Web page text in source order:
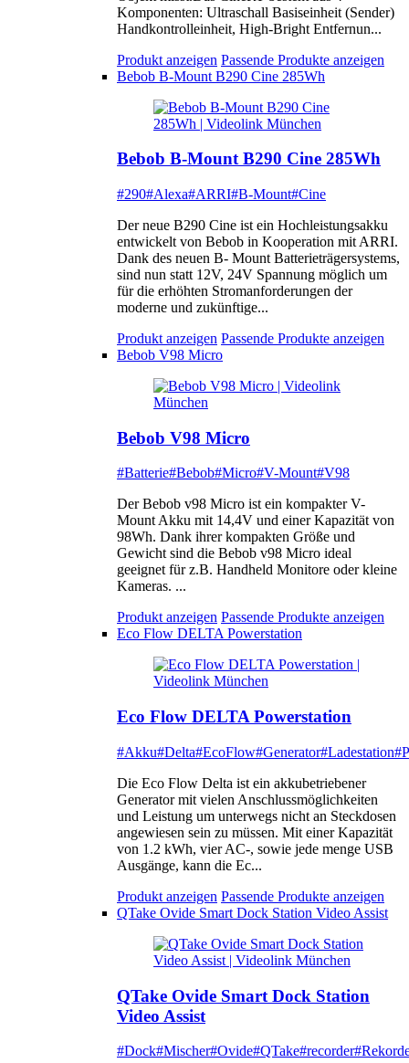
Komponenten: Ultraschall Basiseinheit (Sender)
Handkontrolleinheit, High-Bright Entfernun...
Produkt anzeigen Passende Produkte anzeigen
Bebob B-Mount B290 Cine 285Wh
Bebob B-Mount B290 Cine 285Wh
#290#Alexa#ARRI#B-Mount#Cine
Der neue B290 Cine ist ein Hochleistungsakku
entwickelt von Bebob in Kooperation mit ARRI.
Dank des neuen B- Mount Batterieträgersystems,
sind nun statt 12V, 24V Spannung möglich um
für die erhöhten Stromanforderungen der
moderne und zukünftige...
Produkt anzeigen Passende Produkte anzeigen
Bebob V98 Micro
Bebob V98 Micro
#Batterie#Bebob#Micro#V-Mount#V98
Der Bebob v98 Micro ist ein kompakter V-
Mount Akku mit 14,4V und einer Kapazität von
98Wh. Dank ihrer kompakten Größe und
Gewicht sind die Bebob v98 Micro ideal
geeignet für z.B. Handheld Monitore oder kleine
Kameras. ...
Produkt anzeigen Passende Produkte anzeigen
Eco Flow DELTA Powerstation
Eco Flow DELTA Powerstation
#Akku#Delta#EcoFlow#Generator#Ladestation
Die Eco Flow Delta ist ein akkubetriebener
Generator mit vielen Anschlussmöglichkeiten
und Leistung um unterwegs nicht an Steckdosen
angewiesen sein zu müssen. Mit einer Kapazität
von 1.2 kWh, vier AC-, sowie jede menge USB
Ausgänge, kann die Ec...
Produkt anzeigen Passende Produkte anzeigen
QTake Ovide Smart Dock Station Video Assist
QTake Ovide Smart Dock Station
Video Assist
#Dock#Mischer#Ovide#QTake#recorder